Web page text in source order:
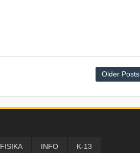
Older Posts
FISIKA INFO K-13